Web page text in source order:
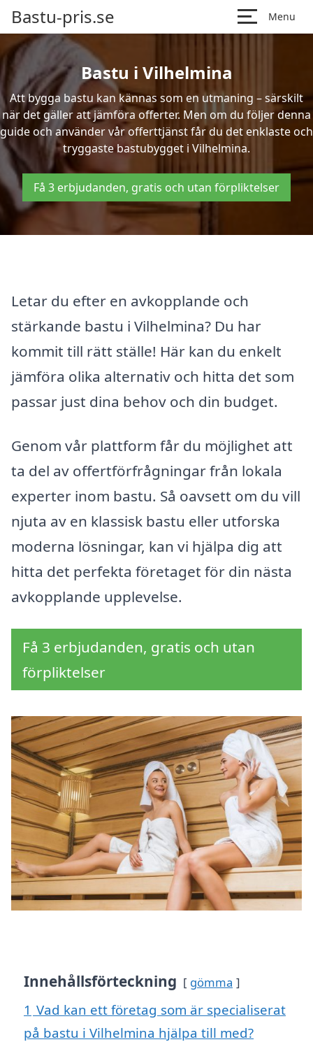
Bastu-pris.se Menu
Bastu i Vilhelmina
Att bygga bastu kan kännas som en utmaning – särskilt
när det gäller att jämföra offerter. Men om du följer denna
guide och använder vår offerttjänst får du det enklaste och
tryggaste bastubygget i Vilhelmina.
Få 3 erbjudanden, gratis och utan förpliktelser
Letar du efter en avkopplande och
stärkande bastu i Vilhelmina? Du har
kommit till rätt ställe! Här kan du enkelt
jämföra olika alternativ och hitta det som
passar just dina behov och din budget.
Genom vår plattform får du möjlighet att
ta del av offertförfrågningar från lokala
experter inom bastu. Så oavsett om du vill
njuta av en klassisk bastu eller utforska
moderna lösningar, kan vi hjälpa dig att
hitta det perfekta företaget för din nästa
avkopplande upplevelse.
Få 3 erbjudanden, gratis och utan
förpliktelser
Innehållsförteckning gömma
1 Vad kan ett företag som är specialiserat
på bastu i Vilhelmina hjälpa till med?